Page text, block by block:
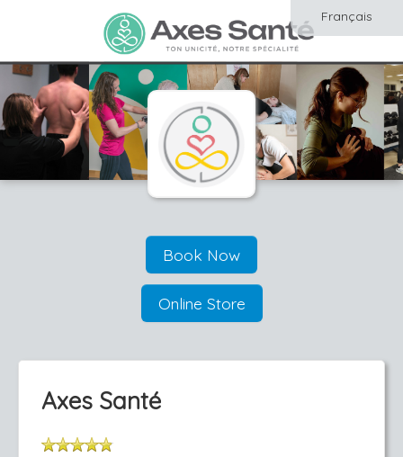
Français
Book Now
Online Store
Axes Santé